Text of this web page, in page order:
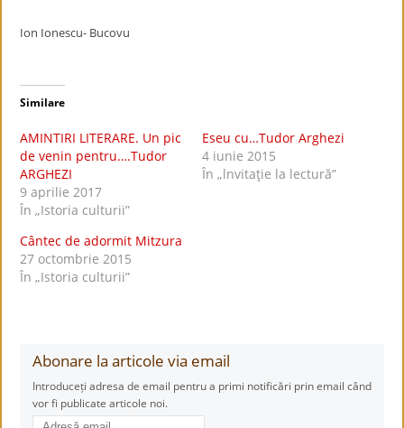
Ion Ionescu- Bucovu
Similare
AMINTIRI LITERARE. Un pic
de venin pentru….Tudor
ARGHEZI
9 aprilie 2017
În „Istoria culturii”
Eseu cu…Tudor Arghezi
4 iunie 2015
În „lnvitaţie la lectură”
Cântec de adormit Mitzura
27 octombrie 2015
În „Istoria culturii”
Abonare la articole via email
Introduceți adresa de email pentru a primi notificări prin email când
vor fi publicate articole noi.
Adresă